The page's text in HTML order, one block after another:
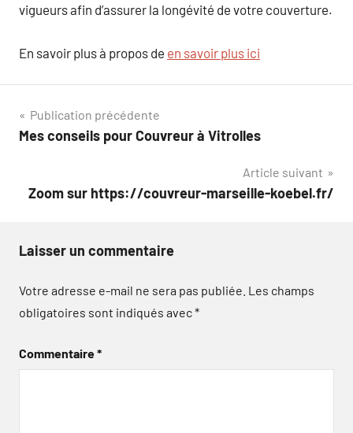
vigueurs afin d’assurer la longévité de votre couverture.
En savoir plus à propos de en savoir plus ici
Navigation
de
Publication précédente
Mes conseils pour Couvreur à Vitrolles
Article suivant
Zoom sur https://couvreur-marseille-koebel.fr/
Laisser un commentaire
Votre adresse e-mail ne sera pas publiée. Les champs
obligatoires sont indiqués avec*
Commentaire*